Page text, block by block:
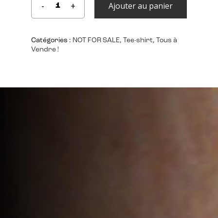
Ajouter au panier
Catégories : NOT FOR SALE, Tee-shirt, Tous à
Vendre !